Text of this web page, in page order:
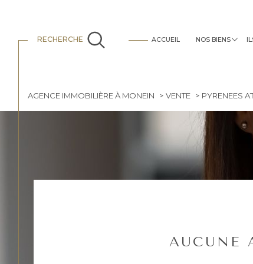
ACCUEIL NOS BIENS
RECHERCHE
AGENCE IMMOBILIÈRE À MONEIN VENTE PYRENEES
AUCUNE